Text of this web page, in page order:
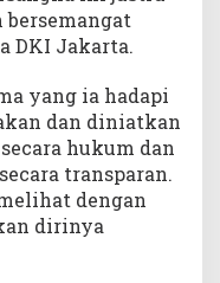
DKI Jakarta.
yang ia hadapi
dan diniatkan
hukum dan
transparan.
dengan
dirinya